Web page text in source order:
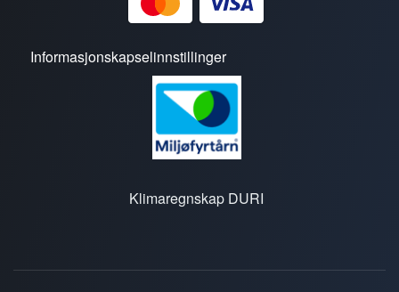
Informasjonskapselinnstillinger
Klimaregnskap DURI